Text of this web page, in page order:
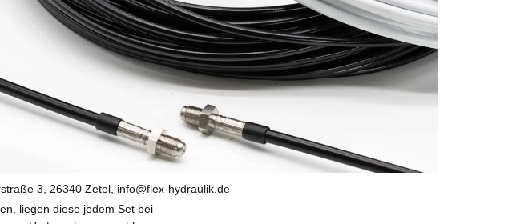
3, 26340 Zetel, info@flex-hydraulik.de
liegen diese jedem Set bei